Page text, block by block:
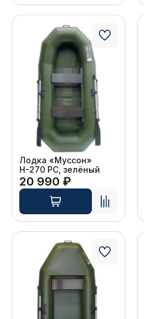
Лодка «Муссон»
Н-270 РС, зелёный
20 990 ₽